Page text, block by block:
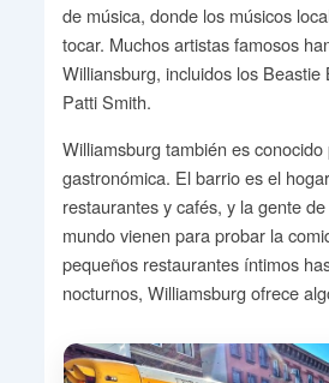
de música, donde los músicos
tocar. Muchos artistas famosos
Williansburg, incluidos los Beastie
Patti Smith.
Williamsburg también es
gastronómica. El barrio es el
restaurantes y cafés, y la gente
mundo vienen para probar la
pequeños restaurantes íntimos
nocturnos, Williamsburg ofrece